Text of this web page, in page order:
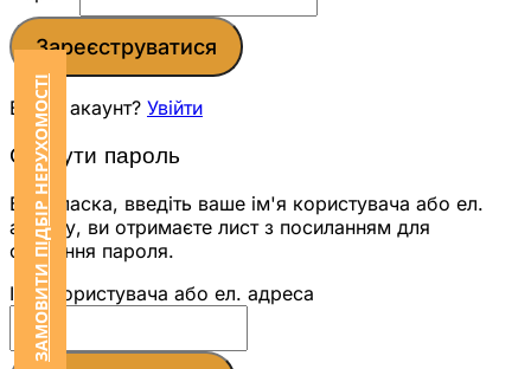
ЗАМОВИТИ ПІДБІР НЕРУХОМОСТІ
Зареєструватися
Вже є акаунт? Увійти
Скинути пароль
Будь ласка, введіть ваше ім'я користувача або ел.
адресу, ви отримаєте лист з посиланням для
скидання пароля.
Ім'я користувача або ел. адреса